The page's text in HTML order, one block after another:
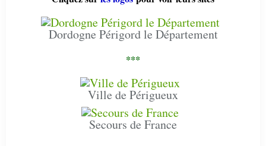
Dordogne Périgord le Département
***
Ville de Périgueux
Secours de France